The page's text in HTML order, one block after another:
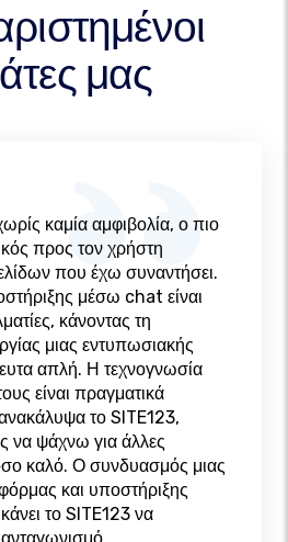
μας
καμία αμφιβολία, ο πιο
προς τον χρήστη
που έχω συναντήσει.
μέσω chat είναι
κάνοντας τη
μιας εντυπωσιακής
απλή. Η τεχνογνωσία
είναι πραγματικά
το SITE123,
να ψάχνω για άλλες
καλό. Ο συνδυασμός μιας
και υποστήριξης
το SITE123 να